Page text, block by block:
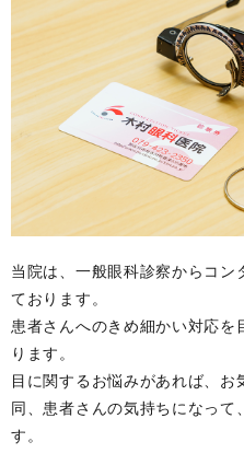
当院は、一般眼科診察からコン
ております。
患者さんへのきめ細かい対応を
ります。
目に関するお悩みがあれば、
同、患者さんの気持ちになって
す。